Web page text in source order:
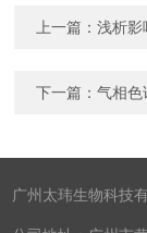
上一篇：浅析影
下一篇：气相色
广州太玮生物科技